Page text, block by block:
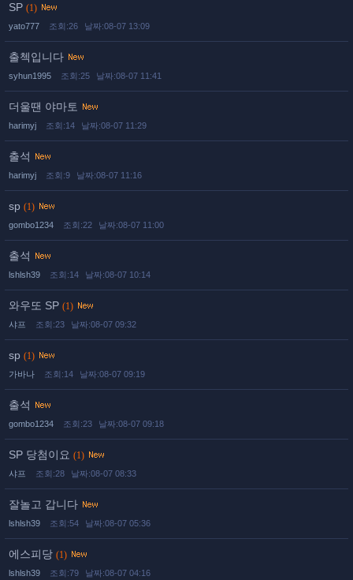
SP (1)
yato777 조회:26 날짜:08-07 13:09
출첵입니다
syhun1995 조회:25 날짜:08-07 11:41
더울땐 야마토
harimyj 조회:14 날짜:08-07 11:29
출석
harimyj 조회:9 날짜:08-07 11:16
sp (1)
gombo1234 조회:22 날짜:08-07 11:00
출석
lshlsh39 조회:14 날짜:08-07 10:14
와우또 SP (1)
샤프 조회:23 날짜:08-07 09:32
sp (1)
가바나 조회:14 날짜:08-07 09:19
출석
gombo1234 조회:23 날짜:08-07 09:18
SP 당첨이요 (1)
샤프 조회:28 날짜:08-07 08:33
잘놀고 갑니다
lshlsh39 조회:54 날짜:08-07 05:36
에스피당 (1)
lshlsh39 조회:79 날짜:08-07 04:16